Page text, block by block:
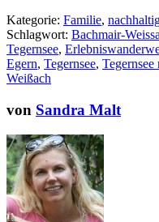
Kategorie: Familie,
Schlagwort: Bachmair-
Tegernsee,
Egern, Tegernsee,
Weißach
von Sandra Malt